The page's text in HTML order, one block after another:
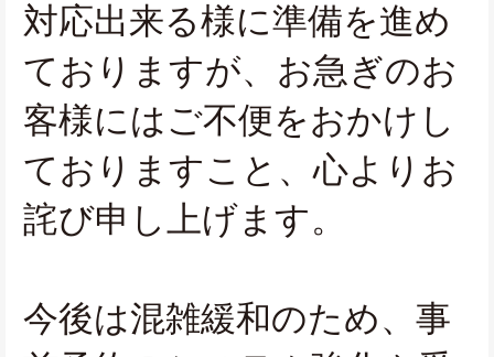
対応出来る様に準備を進め
ておりますが、お急ぎのお
客様にはご不便をおかけし
ておりますこと、心よりお
詫び申し上げます。
今後は混雑緩和のため、事